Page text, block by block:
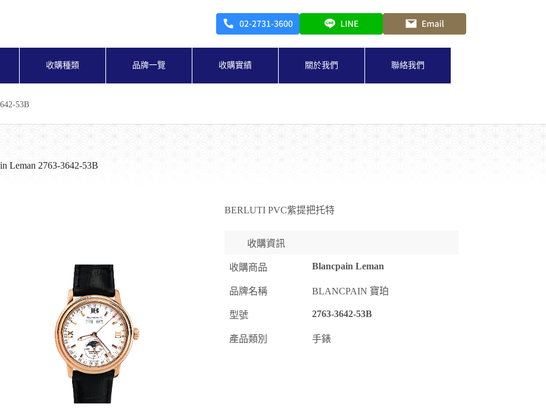
收購種類 品牌一覽 收購實績 關於我們 聯絡我們
53B
Leman 2763-3642-53B
BERLUTI PVC紫提把托特
收購資訊
收購商品 Blancpain Leman
品牌名稱 BLANCPAIN 寶珀
型號 2763-3642-53B
產品類別 手錶